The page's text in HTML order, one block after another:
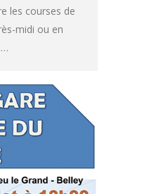
les courses de
midi ou en